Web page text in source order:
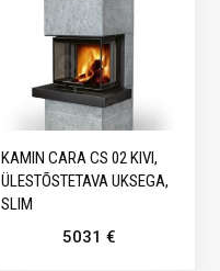
KAMIN CARA CS 02 KIVI,
ÜLESTÕSTETAVA UKSEGA,
SLIM
5031€